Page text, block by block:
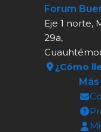
Forum
Eje 1 norte,
29a,
¿Cómo